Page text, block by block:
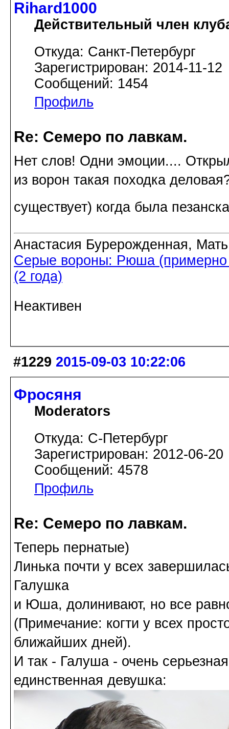
Rihard1000
Действительный член
Откуда: Санкт-Петербург
Зарегистрирован: 2014-11-12
Сообщений: 1454
Профиль
Re: Семеро по лавкам.
Нет слов! Одни эмоции....
из ворон такая походка
существует) когда была
Анастасия Бурерожденная,
Серые вороны: Рюша (примерно
(2 года)
Неактивен
#1229 2015-09-03 10:22:06
Фросяня
Moderators
Откуда: С-Петербург
Зарегистрирован: 2012-06-20
Сообщений: 4578
Профиль
Re: Семеро по лавкам.
Теперь пернатые)
Линька почти у всех
Галушка
и Юша, долинивают, но все
(Примечание: когти у всех
ближайших дней).
И так - Галуша - очень
единственная девушка: